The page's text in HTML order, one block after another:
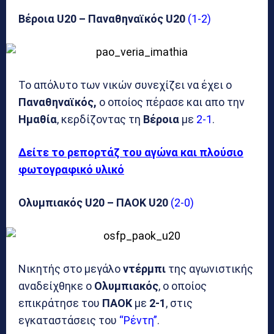
Βέροια U20 – Παναθηναϊκός U20 (1-2)
Το απόλυτο των νικών συνεχίζει να έχει ο
Παναθηναϊκός, ο οποίος πέρασε και απο την
Ημαθία, κερδίζοντας τη Βέροια με 2-1.
Δείτε το ρεπορτάζ του αγώνα και πλούσιο
φωτογραφικό υλικό
Ολυμπιακός U20 – ΠΑΟΚ U20 (2-0)
Νικητής στο μεγάλοντέρμπι της αγωνιστικής
αναδείχθηκε ο Ολυμπιακός, ο οποίος
επικράτησε του ΠΑΟΚ με 2-1, στις
εγκαταστάσεις του “Ρέντη”.